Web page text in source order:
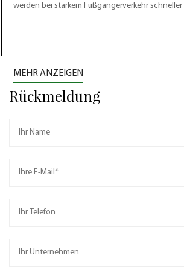
werden bei starkem Fußgängerverkehr schneller
MEHR ANZEIGEN
Rückmeldung